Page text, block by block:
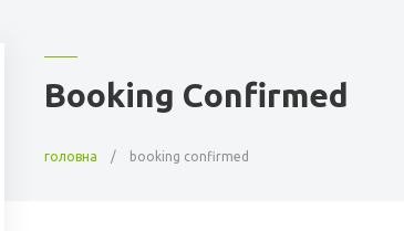
Booking Confirmed
головна booking confirmed